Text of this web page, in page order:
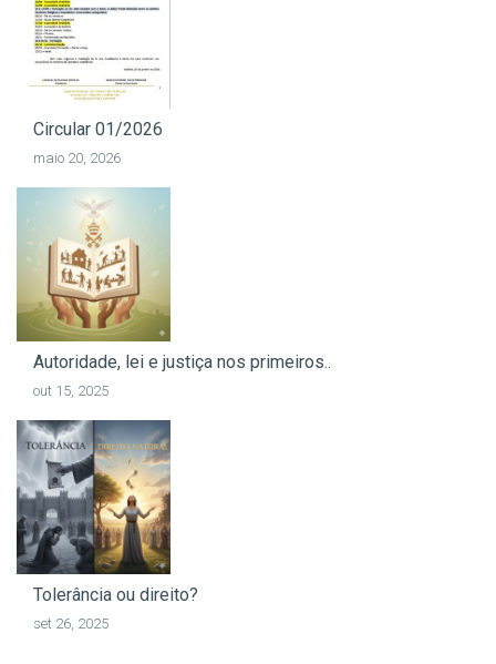
Circular 01/2026
maio 20, 2026
Autoridade, lei e justiça nos primeiros..
out 15, 2025
Tolerância ou direito?
set 26, 2025